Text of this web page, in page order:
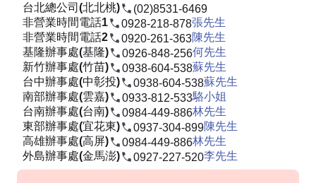
台北總公司(北北桃)
(02)8531-6469
非營業時間電話1
0928-218-878張先生
非營業時間電話2
0920-261-363陳先生
基隆辦事處(基隆)
0926-848-256何先生
新竹辦事處(竹苗)
0938-604-538蘇先生
台中辦事處(中彰投)
0938-604-538蘇先生
南部辦事處(雲嘉)
0933-812-533駱小姐
台南辦事處(台南)
0984-449-886林先生
東部辦事處(宜花東)
0937-304-899陳先生
高雄辦事處(高屏)
0984-449-886林先生
外島辦事處(金馬澎)
0927-227-520李先生